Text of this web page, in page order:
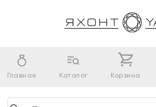
Главная Каталог Корзина